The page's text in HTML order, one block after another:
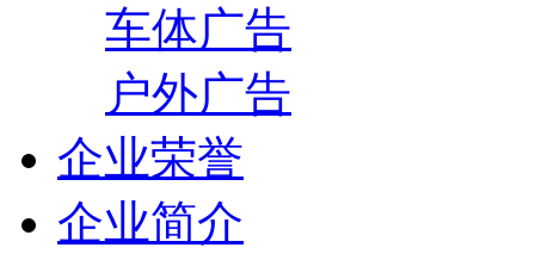
车体广告
户外广告
企业荣誉
企业简介